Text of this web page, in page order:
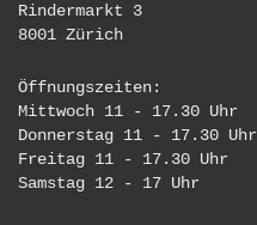
Rindermarkt 3
8001 Zürich
Öffnungszeiten:
Mittwoch 11 - 17.30 Uhr
Donnerstag 11 - 17.30 Uhr
Freitag 11 - 17.30 Uhr
Samstag 12 - 17 Uhr